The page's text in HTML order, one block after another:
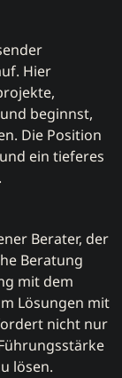
Hier
beginnst,
Die Position
ein tieferes
Berater, der
Beratung
mit dem
Lösungen mit
nicht nur
lösen.